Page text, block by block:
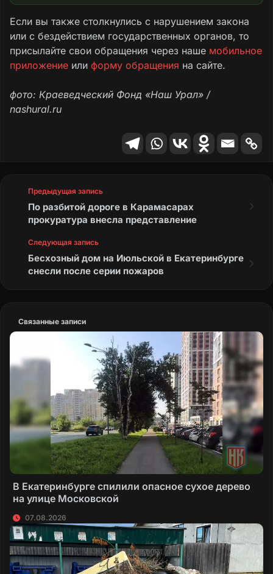
Если вы также столкнулись с нарушением закона
или с бездействием государственных органов, то
присылайте свои обращения через наше мобильное
приложение или форму обращения на сайте.
фото: Краеведческий Фонд «Наш Урал» /
nashural.ru
Предыдущая запись
По разбитой дороге в Карамасарах
прокуратура внесла представление
Следующая запись
Бесхозный дом на Июльской в Екатеринбурге
снесли после серии пожаров
Связанные записи
В Екатеринбурге спилили опасное сухое дерево
на улице Московской
07.08.2026